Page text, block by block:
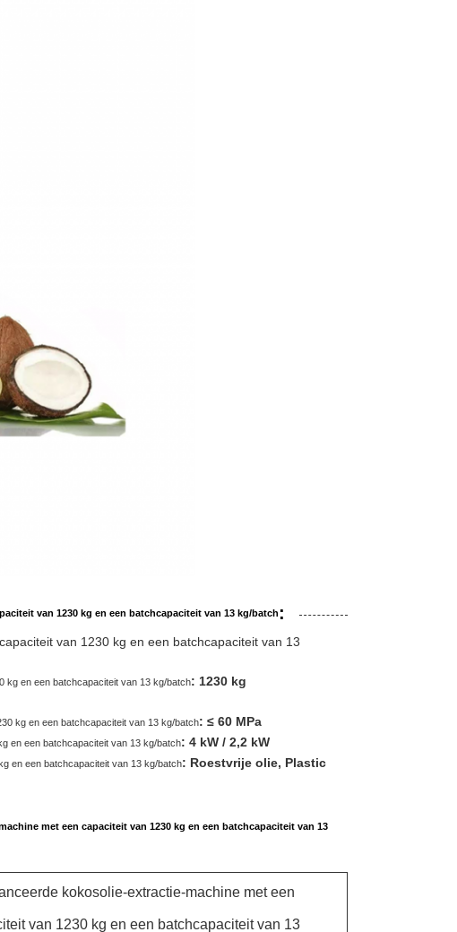
van 1230 kg en een batchcapaciteit van 13 kg/batch :
van 1230 kg en een batchcapaciteit van 13
kg en een batchcapaciteit van 13 kg/batch: 1230 kg
kg en een batchcapaciteit van 13 kg/batch: ≤ 60 MPa
en een batchcapaciteit van 13 kg/batch: 4 kW / 2,2 kW
en een batchcapaciteit van 13 kg/batch: Roestvrije olie, Plastic
met een capaciteit van 1230 kg en een batchcapaciteit van 13
kokosolie-extractie-machine met een
van 1230 kg en een batchcapaciteit van 13